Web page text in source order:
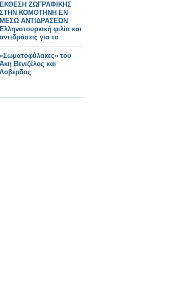
ΕΚΘΕΣΗ ΖΩΓΡΑΦΙΚΗΣ
ΣΤΗΝ ΚΟΜΟΤΗΝΗ ΕΝ
ΜΕΣΩ ΑΝΤΙΔΡΑΣΕΩΝ
Ελληνοτουρκική φιλία και
αντιδράσεις για το
«τουρκοελληνικό
σουργελιστάν»
«Σωματοφύλακες» του
Άκη Βενιζέλος και
Λοβέρδος